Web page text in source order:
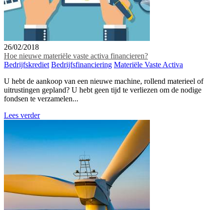
26/02/2018
Hoe nieuwe materiële vaste activa financieren?
Bedrijfskrediet Bedrijfsfinanciering Materiële Vaste Activa
U hebt de aankoop van een nieuwe machine, rollend materieel of
uitrustingen gepland? U hebt geen tijd te verliezen om de nodige
fondsen te verzamelen...
Lees verder